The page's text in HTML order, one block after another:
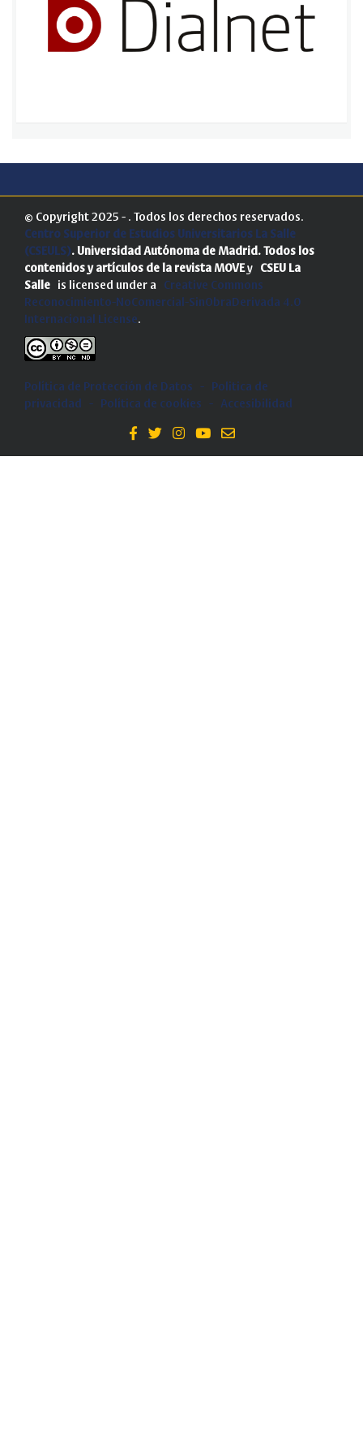
© Copyright 2025 - . Todos los derechos reservados.
Centro Superior de Estudios Universitarios La Salle
(CSEULS). Universidad Autónoma de Madrid. Todos los
contenidos y artículos de la revista MOVEy CSEU La
Salle is licensed under a Creative Commons
Reconocimiento-NoComercial-SinObraDerivada 4.0
Internacional License.
Política de Protección de Datos -
Politica de
privacidad
- Política de cookies - Accesibilidad